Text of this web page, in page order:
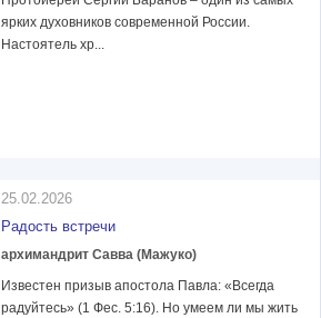
ярких духовников современной России.
Настоятель хр...
25.02.2026
Радость встречи
архимандрит Савва (Мажуко)
Известен призыв апостола Павла: «Всегда
радуйтесь» (1 Фес. 5:16). Но умеем ли мы жить